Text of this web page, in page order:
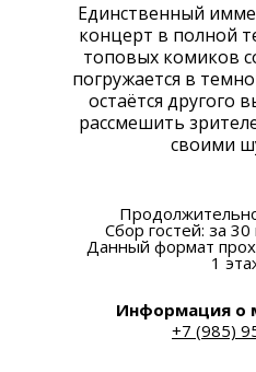
Единственный
концерт в полной
топовых комиков
погружается в
остаётся другого
рассмешить
своими
Сбор гостей: за
Данный формат
1
Информация о
+7 (985)